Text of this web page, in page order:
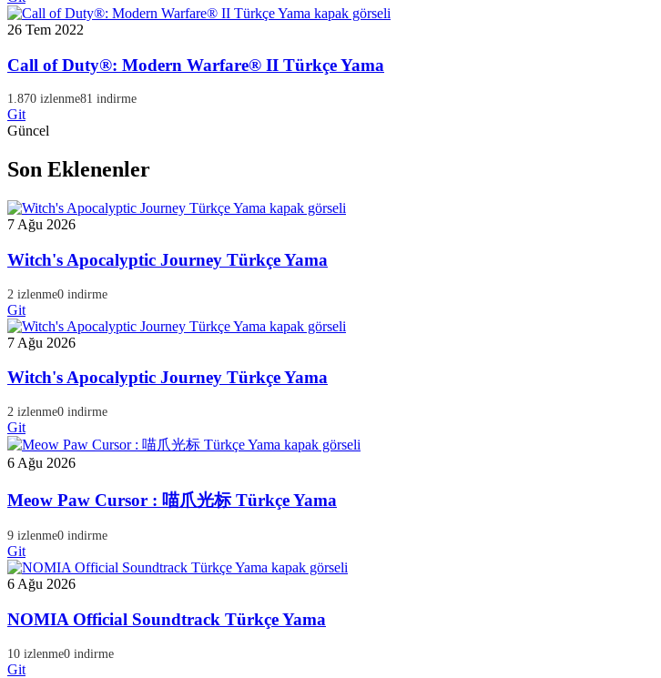
26 Tem 2022
Call of Duty®: Modern Warfare® II Türkçe Yama
1.870 izlenme81 indirme
Git
Güncel
Son Eklenenler
7 Ağu 2026
Witch's Apocalyptic Journey Türkçe Yama
2 izlenme0 indirme
Git
7 Ağu 2026
Witch's Apocalyptic Journey Türkçe Yama
2 izlenme0 indirme
Git
6 Ağu 2026
Meow Paw Cursor : 喵爪光标 Türkçe Yama
9 izlenme0 indirme
Git
6 Ağu 2026
NOMIA Official Soundtrack Türkçe Yama
10 izlenme0 indirme
Git